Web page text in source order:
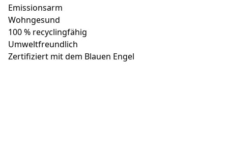
Emissionsarm
Wohngesund
100 % recyclingfähig
Umweltfreundlich
Zertifiziert mit dem Blauen Engel